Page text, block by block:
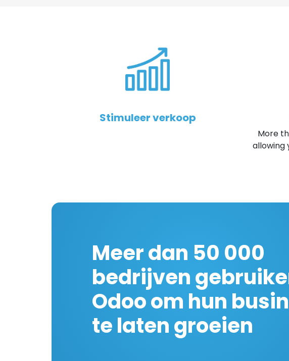
Stimuleer verkoop
More
allowing
Meer dan 50 000
bedrijven
Odoo om hun
te laten groeien